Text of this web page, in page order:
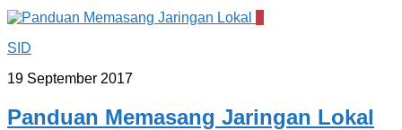
1
SID
19 September 2017
Panduan Memasang Jaringan Lokal